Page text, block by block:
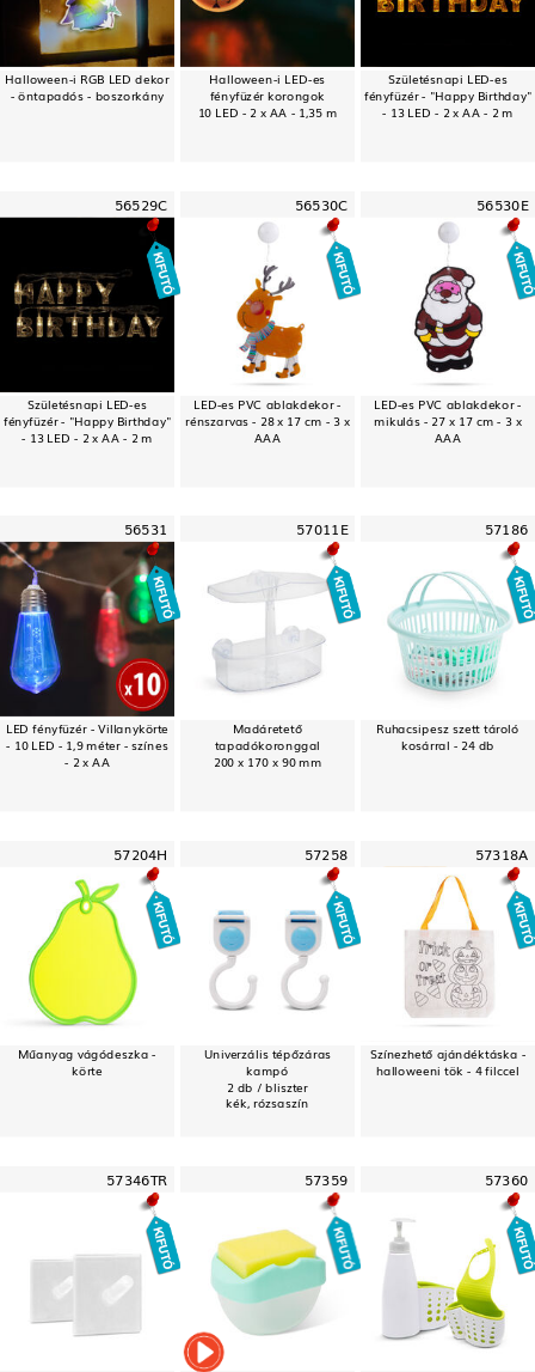
Halloween-i RGB LED dekor
- öntapadós - boszorkány
Halloween-i LED-es
fényfüzér korongok
10 LED - 2 x AA - 1,35 m
Születésnapi LED-es
fényfüzér - "Happy Birthday"
- 13 LED - 2 x AA - 2 m
56529C
Születésnapi LED-es
fényfüzér - "Happy Birthday"
- 13 LED - 2 x AA - 2 m
56530C
LED-es PVC ablakdekor -
rénszarvas - 28 x 17 cm - 3 x
AAA
56530E
LED-es PVC ablakdekor -
mikulás - 27 x 17 cm - 3 x
AAA
56531
LED fényfüzér - Villanykörte
- 10 LED - 1,9 méter - színes
- 2 x AA
57011E
Madáretető
tapadókoronggal
200 x 170 x 90 mm
57186
Ruhacsipesz szett tároló
kosárral - 24 db
57204H
Műanyag vágódeszka -
körte
57258
Univerzális tépőzáras
kampó
2 db / bliszter
kék, rózsaszín
57318A
Színezhető ajándéktáska -
halloweeni tök - 4 filccel
57346TR 57359 57360